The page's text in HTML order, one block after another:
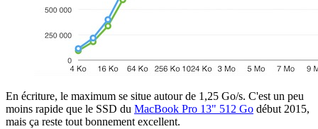
En écriture, le maximum se situe autour de 1,25 Go/s. C'est un peu
moins rapide que le SSD du MacBook Pro 13" 512 Go début 2015,
mais ça reste tout bonnement excellent.